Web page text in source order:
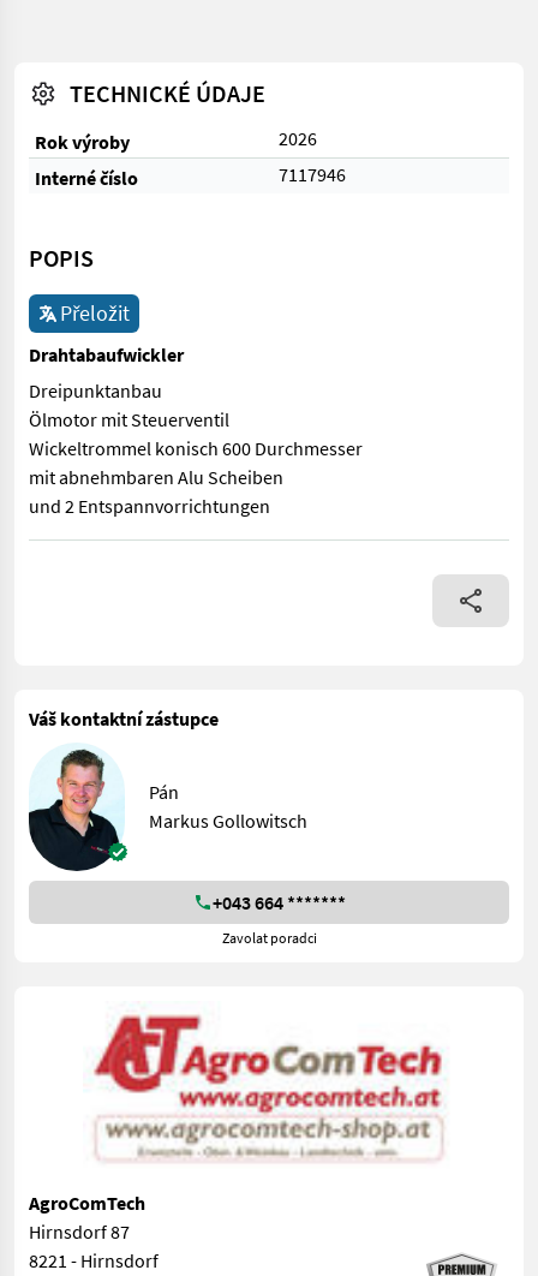
TECHNICKÉ ÚDAJE
Rok výroby
2026
Interné číslo
7117946
POPIS
Přeložit
Drahtabaufwickler
Dreipunktanbau
Ölmotor mit Steuerventil
Wickeltrommel konisch 600 Durchmesser
mit abnehmbaren Alu Scheiben
und 2 Entspannvorrichtungen
Dreipunktanbau Ölmotor mit Steuerventil Wickeltrommel
Váš kontaktní zástupce
Pán
Markus Gollowitsch
+043 664 *******
Zavolat poradci
AgroComTech
Hirnsdorf 87
8221 - Hirnsdorf